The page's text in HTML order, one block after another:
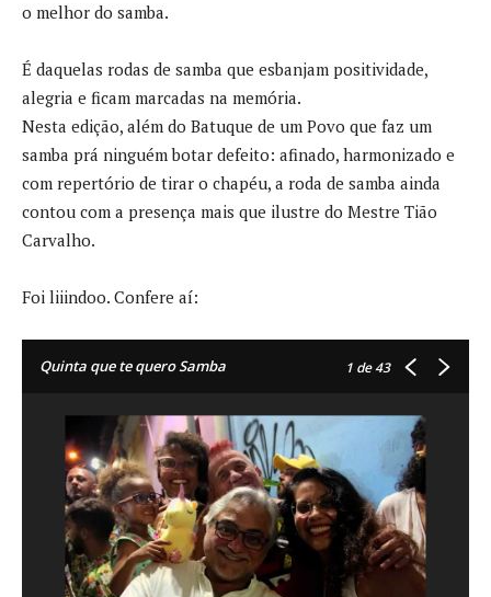
o melhor do samba.
É daquelas rodas de samba que esbanjam positividade,
alegria e ficam marcadas na memória.
Nesta edição, além do Batuque de um Povo que faz um
samba prá ninguém botar defeito: afinado, harmonizado e
com repertório de tirar o chapéu, a roda de samba ainda
contou com a presença mais que ilustre do Mestre Tião
Carvalho.
Foi liiindoo. Confere aí:
Quinta que te quero Samba 1 de 43